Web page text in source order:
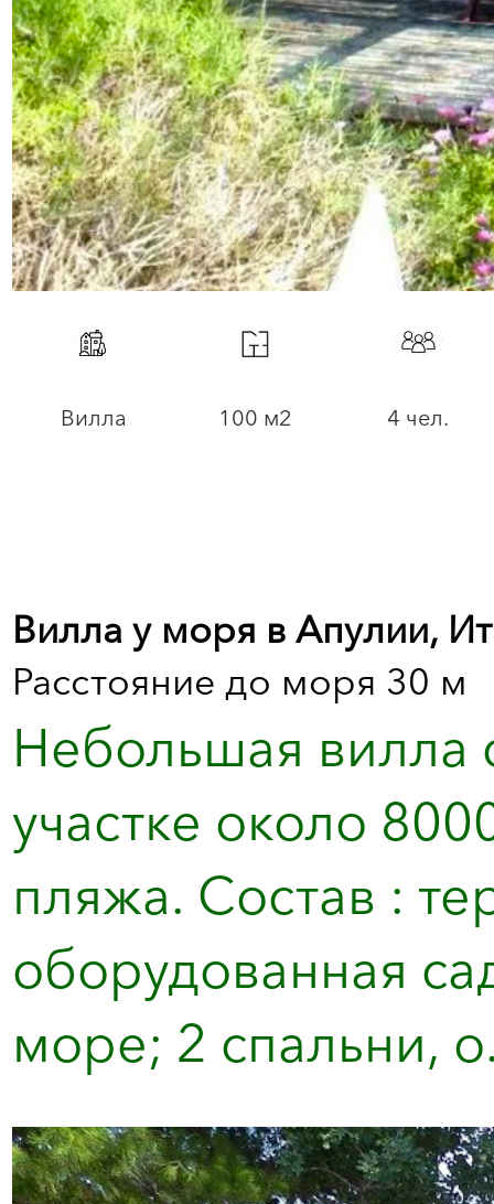
Вилла 100 м2 4 чел.
Вилла у моря в Апулии,
Расстояние до моря 30 м
Небольшая вилла
участке около
пляжа. Состав :
оборудованная
море; 2 спальни,